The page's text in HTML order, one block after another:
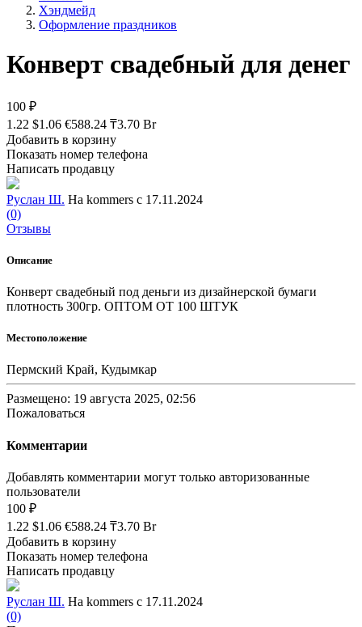
Хэндмейд
Оформление праздников
Конверт свадебный для денег
100 ₽
1.22 $1.06 €588.24 ₸3.70 Br
Добавить в корзину
Показать номер телефона
Написать продавцу
Руслан Ш. На kommers с 17.11.2024
(0)
Отзывы
Описание
Конверт свадебный под деньги из дизайнерской бумаги
плотность 300гр. ОПТОМ ОТ 100 ШТУК
Местоположение
Пермский Край, Кудымкар
Размещено: 19 августа 2025, 02:56
Пожаловаться
Комментарии
Добавлять комментарии могут только авторизованные
пользователи
100 ₽
1.22 $1.06 €588.24 ₸3.70 Br
Добавить в корзину
Показать номер телефона
Написать продавцу
Руслан Ш. На kommers с 17.11.2024
(0)